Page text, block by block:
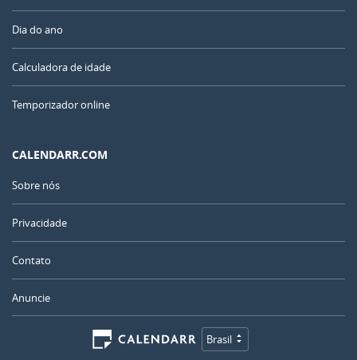
Dia do ano
Calculadora de idade
Temporizador online
CALENDARR.COM
Sobre nós
Privacidade
Contato
Anuncie
Brasil